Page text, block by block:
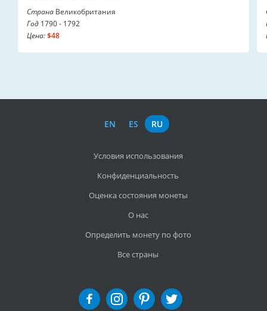
Страна Великобритания
Год 1790 - 1792
Цена:$48
EN ES RU
Условия использования
Конфиденциальность
Оценка состояния монеты
О нас
Определить монету по фото
Все страны